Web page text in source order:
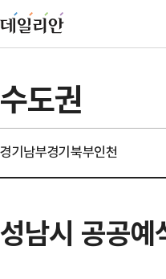
수도권
경기남부경기북부인천
성남시 공공